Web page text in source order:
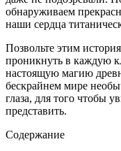
обнаруживаем
наши сердца
Позвольте этим
проникнуть в каждую
настоящую магию
бескрайнем мире
глаза, для того чтобы
представить.
Содержание